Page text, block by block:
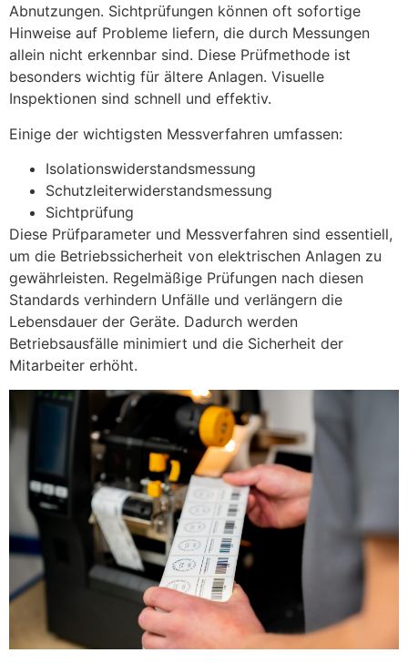
Abnutzungen. Sichtprüfungen können oft sofortige
Hinweise auf Probleme liefern, die durch Messungen
allein nicht erkennbar sind. Diese Prüfmethode ist
besonders wichtig für ältere Anlagen. Visuelle
Inspektionen sind schnell und effektiv.
Einige der wichtigsten Messverfahren umfassen:
Isolationswiderstandsmessung
Schutzleiterwiderstandsmessung
Sichtprüfung
Diese Prüfparameter und Messverfahren sind essentiell,
um die Betriebssicherheit von elektrischen Anlagen zu
gewährleisten. Regelmäßige Prüfungen nach diesen
Standards verhindern Unfälle und verlängern die
Lebensdauer der Geräte. Dadurch werden
Betriebsausfälle minimiert und die Sicherheit der
Mitarbeiter erhöht.